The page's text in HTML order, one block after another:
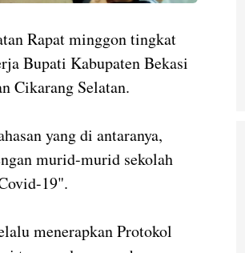
Rapat minggon tingkat
Bupati Kabupaten Bekasi
Cikarang Selatan.
yang di antaranya,
murid-murid sekolah
19".
menerapkan Protokol